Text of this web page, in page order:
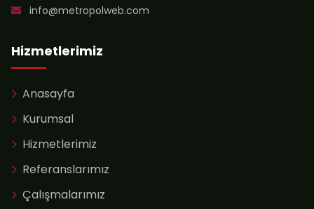
info@metropolweb.com
Hizmetlerimiz
Anasayfa
Kurumsal
Hizmetlerimiz
Referanslarımız
Çalışmalarımız